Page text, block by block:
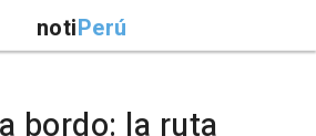
notiPerú
bordo: la ruta